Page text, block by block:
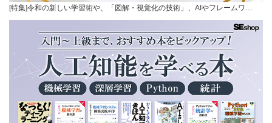
[特集]令和の新しい学習術や、「図解・視覚化の技術」、AIやフレームワ…